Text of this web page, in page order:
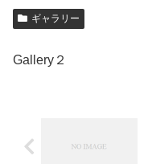
ギャラリー
Gallery２